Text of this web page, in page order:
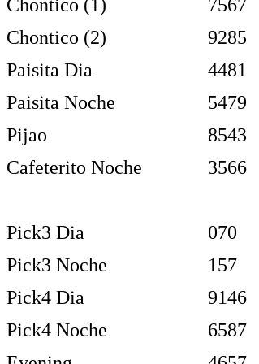
Chontico (1)
7567
Chontico (2)
9285
Paisita Dia
4481
Paisita Noche
5479
Pijao
8543
Cafeterito Noche
3566
Pick3 Dia
070
Pick3 Noche
157
Pick4 Dia
9146
Pick4 Noche
6587